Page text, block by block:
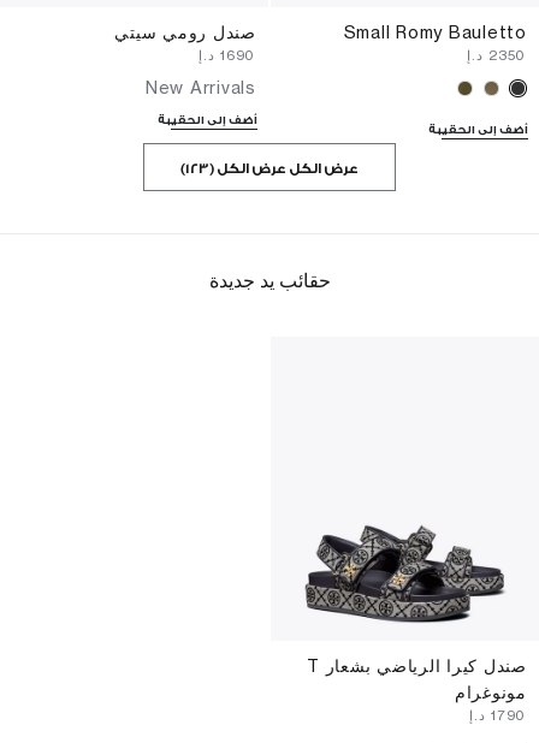
Small Romy Bauletto
أضف إلى الحقيبة
صندل رومي سيتي
New Arrivals
أضف إلى الحقيبة
عرض الكل عرض الكل (123)
حقائب يد جديدة
صندل كيرا الرياضي بشعار T
مونوغرام